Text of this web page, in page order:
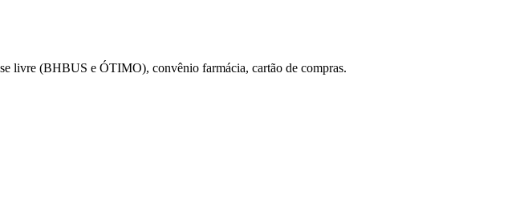
livre (BHBUS e ÓTIMO), convênio farmácia, cartão de compras.